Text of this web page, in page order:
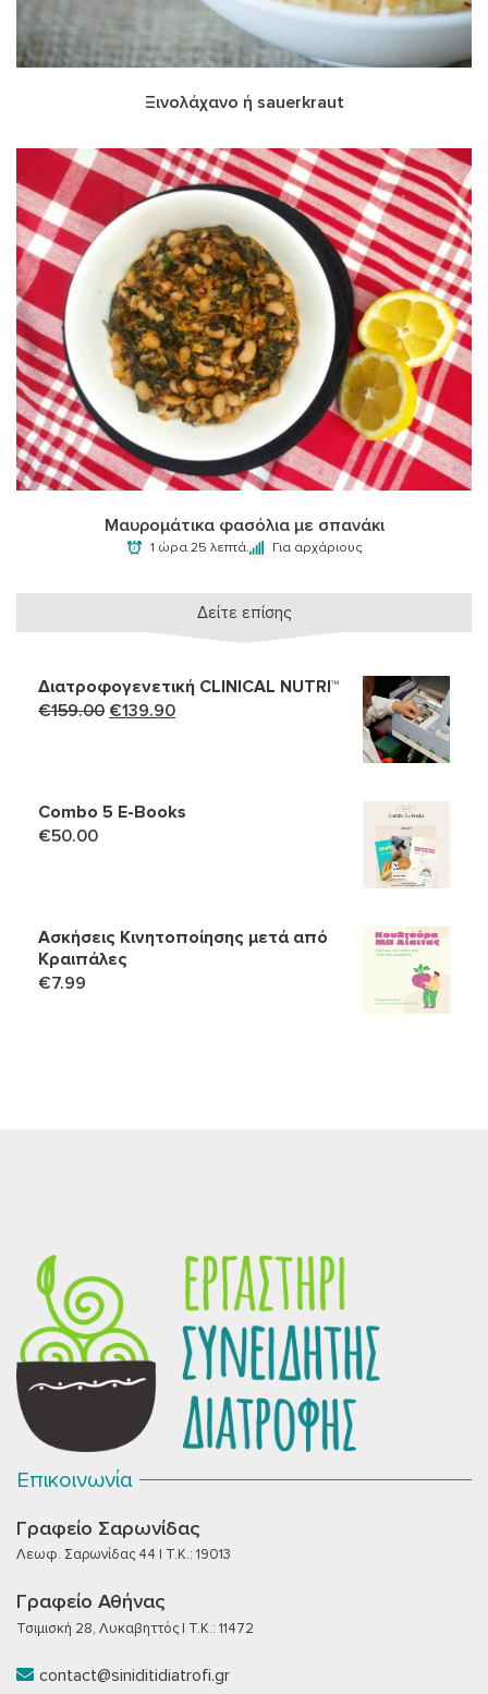
Ξινολάχανο ή sauerkraut
Μαυρομάτικα φασόλια με σπανάκι
1 ώρα 25 λεπτά. Για αρχάριους
Δείτε επίσης
Διατροφογενετική CLINICAL NUTRI™
€159.00 Original
€139.90Η
€139.90.
Combo 5 Ε-Books
€50.00
Ασκήσεις Κινητοποίησης μετά από
Κραιπάλες
€7.99
Επικοινωνία
Γραφείο Σαρωνίδας
Λεωφ. Σαρωνίδας 44 | T.K.: 19013
Γραφείο Αθήνας
Τσιμισκή 28, Λυκαβηττός | T.K.: 11472
contact@siniditidiatrofi.gr